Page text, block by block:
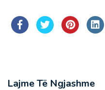
Lajme Të Ngjashme